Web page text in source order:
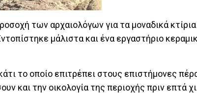
των αρχαιολόγων για τα μοναδικά κτίρια
μάλιστα και ένα εργαστήριο
το οποίο επιτρέπει στους επιστήμονες
και την οικολογία της περιοχής πριν επτά